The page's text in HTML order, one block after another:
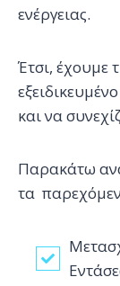
ενέργειας.
Έτσι, έχουμε
και να
Παρακάτω
τα